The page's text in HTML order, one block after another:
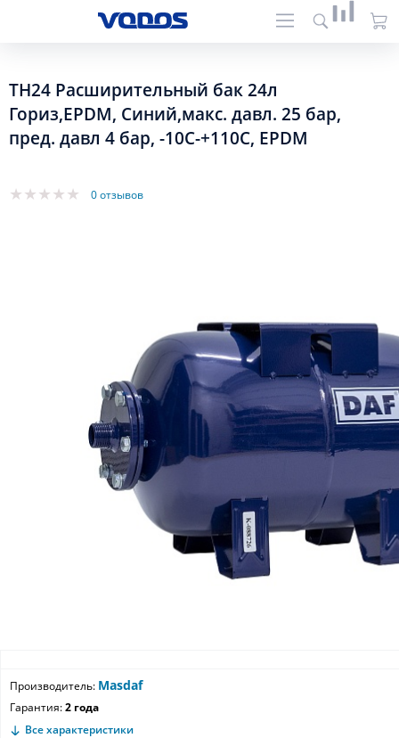
TH24 Расширительный бак 24л
Гориз,EPDM, Синий,макс. давл. 25 бар,
пред. давл 4 бар, -10С-+110С, EPDM
0 отзывов
Производитель: Masdaf
Гарантия:2 года
Все характеристики